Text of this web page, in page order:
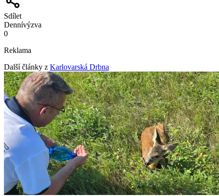
Sdílet
Dennívýzva
0
Reklama
Další články z Karlovarská Drbna